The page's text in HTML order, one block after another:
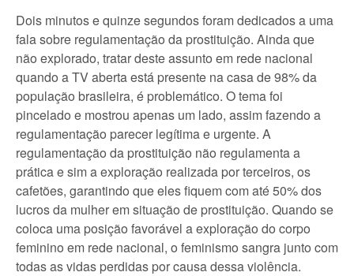
Dois minutos e quinze segundos foram dedicados a uma
fala sobre regulamentação da prostituição. Ainda que
não explorado, tratar deste assunto em rede nacional
quando a TV aberta está presente na casa de 98% da
população brasileira, é problemático. O tema foi
pincelado e mostrou apenas um lado, assim fazendo a
regulamentação parecer legítima e urgente. A
regulamentação da prostituição não regulamenta a
prática e sim a exploração realizada por terceiros, os
cafetões, garantindo que eles fiquem com até 50% dos
lucros da mulher em situação de prostituição. Quando se
coloca uma posição favorável a exploração do corpo
feminino em rede nacional, o feminismo sangra junto com
todas as vidas perdidas por causa dessa violência.